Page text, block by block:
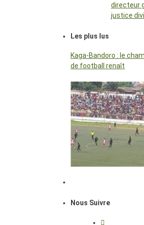
directeur
justice
Les plus lus
Kaga-Bandoro : le
de football renaît
Nous Suivre